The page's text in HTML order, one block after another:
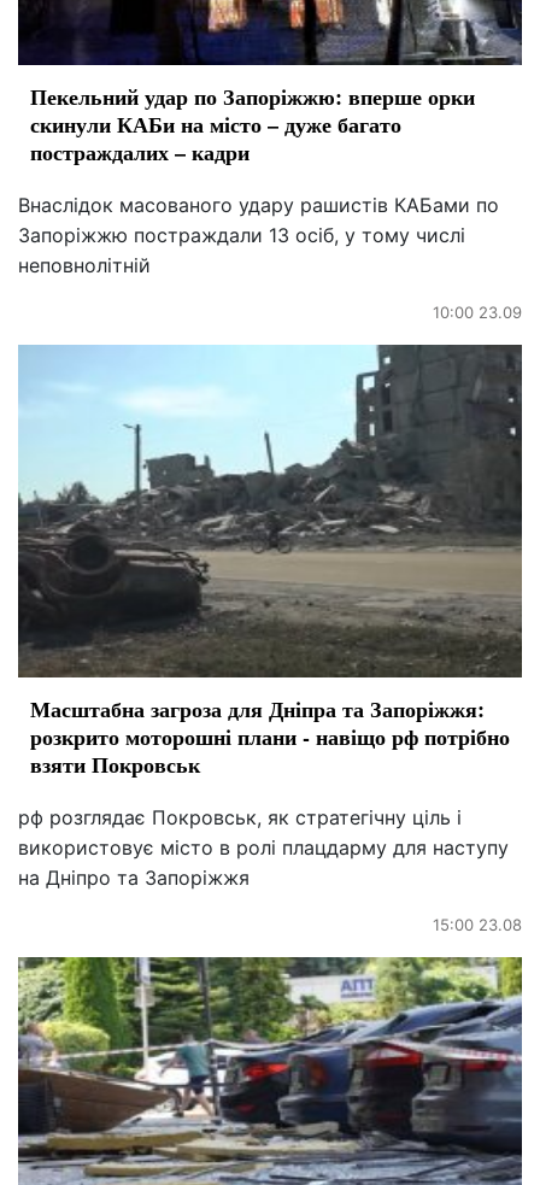
Пекельний удар по Запоріжжю: вперше орки
скинули КАБи на місто – дуже багато
постраждалих – кадри
Внаслідок масованого удару рашистів КАБами по
Запоріжжю постраждали 13 осіб, у тому числі
неповнолітній
10:00 23.09
Масштабна загроза для Дніпра та Запоріжжя:
розкрито моторошні плани - навіщо рф потрібно
взяти Покровськ
рф розглядає Покровськ, як стратегічну ціль і
використовує місто в ролі плацдарму для наступу
на Дніпро та Запоріжжя
15:00 23.08